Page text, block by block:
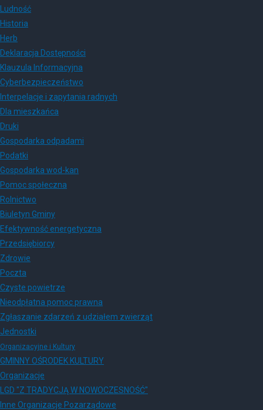
Ludność
Historia
Herb
Deklaracja Dostępności
Klauzula Informacyjna
Cyberbezpieczeństwo
Interpelacje i zapytania radnych
Dla mieszkańca
Druki
Gospodarka odpadami
Podatki
Gospodarka wod-kan
Pomoc społeczna
Rolnictwo
Biuletyn Gminy
Efektywność energetyczna
Przedsiębiorcy
Zdrowie
Poczta
Czyste powietrze
Nieodpłatna pomoc prawna
Zgłaszanie zdarzeń z udziałem zwierząt
Jednostki
Organizacyjne i Kultury
GMINNY OŚRODEK KULTURY
Organizacje
LGD "Z TRADYCJĄ W NOWOCZESNOŚĆ"
Inne Organizacje Pozarządowe